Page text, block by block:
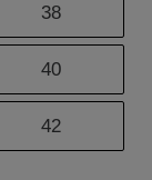
38
40
42